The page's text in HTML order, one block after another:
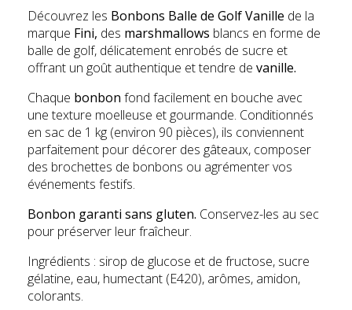
Découvrez les Bonbons Balle de Golf Vanille de la
marque Fini, des marshmallows blancs en forme de
balle de golf, délicatement enrobés de sucre et
offrant un goût authentique et tendre de vanille.
Chaque bonbon fond facilement en bouche avec
une texture moelleuse et gourmande. Conditionnés
en sac de 1 kg (environ 90 pièces), ils conviennent
parfaitement pour décorer des gâteaux, composer
des brochettes de bonbons ou agrémenter vos
événements festifs.
Bonbon garanti sans gluten. Conservez-les au sec
pour préserver leur fraîcheur.
Ingrédients : sirop de glucose et de fructose, sucre
gélatine, eau, humectant (E420), arômes, amidon,
colorants.